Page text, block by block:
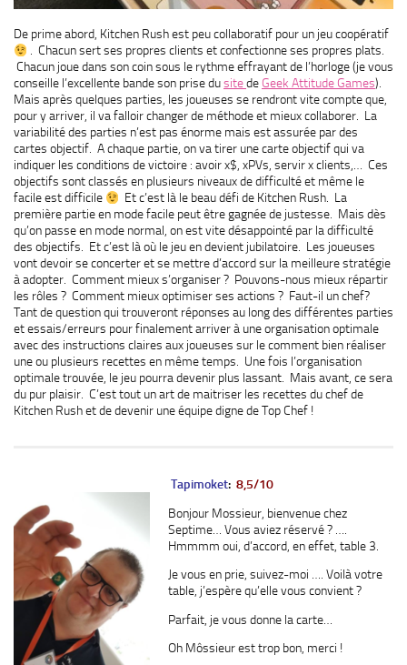
De prime abord, Kitchen Rush est peu collaboratif pour un jeu coopératif
. Chacun sert ses propres clients et confectionne ses propres plats.
Chacun joue dans son coin sous le rythme effrayant de l’horloge (je vous
conseille l’excellente bande son prise dusitedeGeek Attitude Games).
Mais après quelques parties, les joueuses se rendront vite compte que,
pour y arriver, il va falloir changer de méthode et mieux collaborer. La
variabilité des parties n’est pas énorme mais est assurée par des
cartes objectif. A chaque partie, on va tirer une carte objectif qui va
indiquer les conditions de victoire : avoir x$, xPVs, servir x clients,… Ces
objectifs sont classés en plusieurs niveaux de difficulté et même le
facile est difficile
Et c’est là le beau défi de Kitchen Rush. La
première partie en mode facile peut être gagnée de justesse. Mais dès
qu’on passe en mode normal, on est vite désappointé par la difficulté
des objectifs. Et c’est là où le jeu en devient jubilatoire. Les joueuses
vont devoir se concerter et se mettre d’accord sur la meilleure stratégie
à adopter. Comment mieux s’organiser ? Pouvons-nous mieux répartir
les rôles ? Comment mieux optimiser ses actions ? Faut-il un chef?
Tant de question qui trouveront réponses au long des différentes parties
et essais/erreurs pour finalement arriver à une organisation optimale
avec des instructions claires aux joueuses sur le comment bien réaliser
une ou plusieurs recettes en même temps. Une fois l’organisation
optimale trouvée, le jeu pourra devenir plus lassant. Mais avant, ce sera
du pur plaisir. C’est tout un art de maitriser les recettes du chef de
Kitchen Rush et de devenir une équipe digne de Top Chef !
Tapimoket: 8,5/10
Bonjour Mossieur, bienvenue chez
Septime… Vous aviez réservé ? ….
Hmmmm oui, d’accord, en effet, table 3.
Je vous en prie, suivez-moi …. Voilà votre
table, j’espère qu’elle vous convient ?
Parfait, je vous donne la carte…
Oh Môssieur est trop bon, merci !